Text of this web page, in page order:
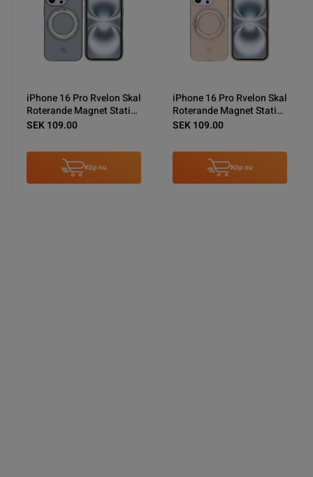
iPhone 16 Pro Rvelon Skal
Roterande Magnet Stativ -
Grå
SEK 109.00
Köp nu
iPhone 16 Pro Rvelon Skal
Roterande Magnet Stativ -
Brons
SEK 109.00
Köp nu